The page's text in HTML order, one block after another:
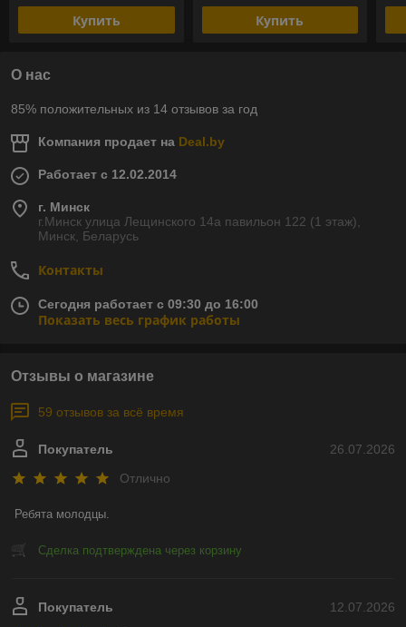
Купить Купить
О нас
85% положительных из 14 отзывов за год
Компания продает на Deal.by
Работает с 12.02.2014
г. Минск
г.Минск улица Лещинского 14а павильон 122 (1 этаж),
Минск, Беларусь
Контакты
Сегодня работает с 09:30 до 16:00
Показать весь график работы
Отзывы о магазине
59 отзывов за всё время
26.07.2026
Покупатель
Отлично
Ребята молодцы.
Сделка подтверждена через корзину
12.07.2026
Покупатель